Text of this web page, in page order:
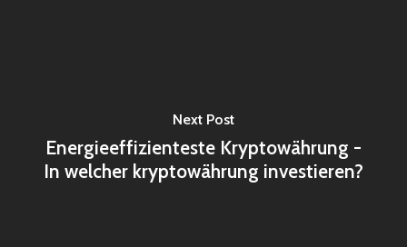
Next Post
Energieeffizienteste Kryptowährung -
In welcher kryptowährung investieren?